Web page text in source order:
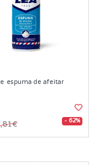
espuma de afeitar
- 62%